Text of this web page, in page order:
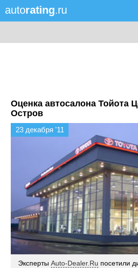
autorating.ru
Оценка автосалона Тойота
Остров
23 декабря '11
ЭкспертыAuto-Dealer.Ru посетили